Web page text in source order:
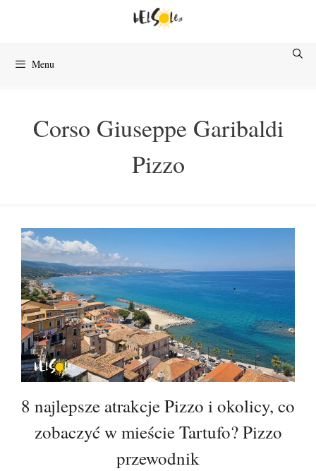
Menu
Corso Giuseppe Garibaldi
Pizzo
8 najlepsze atrakcje Pizzo i okolicy, co
zobaczyć w mieście Tartufo? Pizzo
przewodnik